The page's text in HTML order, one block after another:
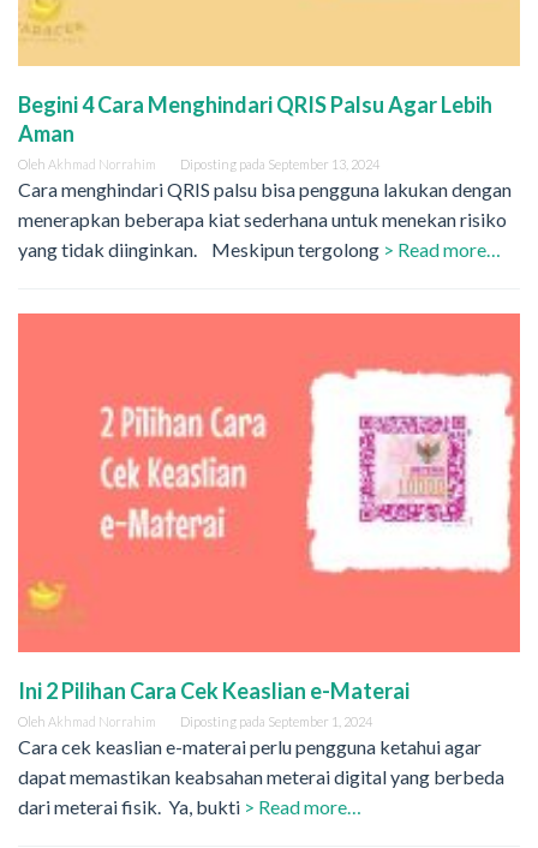
Begini 4 Cara Menghindari QRIS Palsu Agar Lebih
Aman
Oleh Akhmad Norrahim Diposting pada September 13, 2024
Cara menghindari QRIS palsu bisa pengguna lakukan dengan
menerapkan beberapa kiat sederhana untuk menekan risiko
yang tidak diinginkan. Meskipun tergolong > Read more…
Ini 2 Pilihan Cara Cek Keaslian e-Materai
Oleh Akhmad Norrahim Diposting pada September 1, 2024
Cara cek keaslian e-materai perlu pengguna ketahui agar
dapat memastikan keabsahan meterai digital yang berbeda
dari meterai fisik. Ya, bukti > Read more…